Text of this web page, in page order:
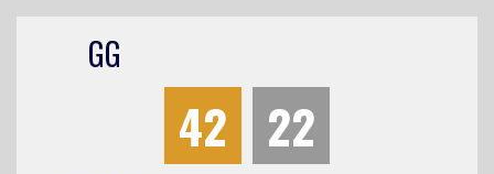
GG
42 22